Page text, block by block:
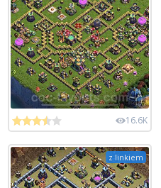
16.6K
z linkiem